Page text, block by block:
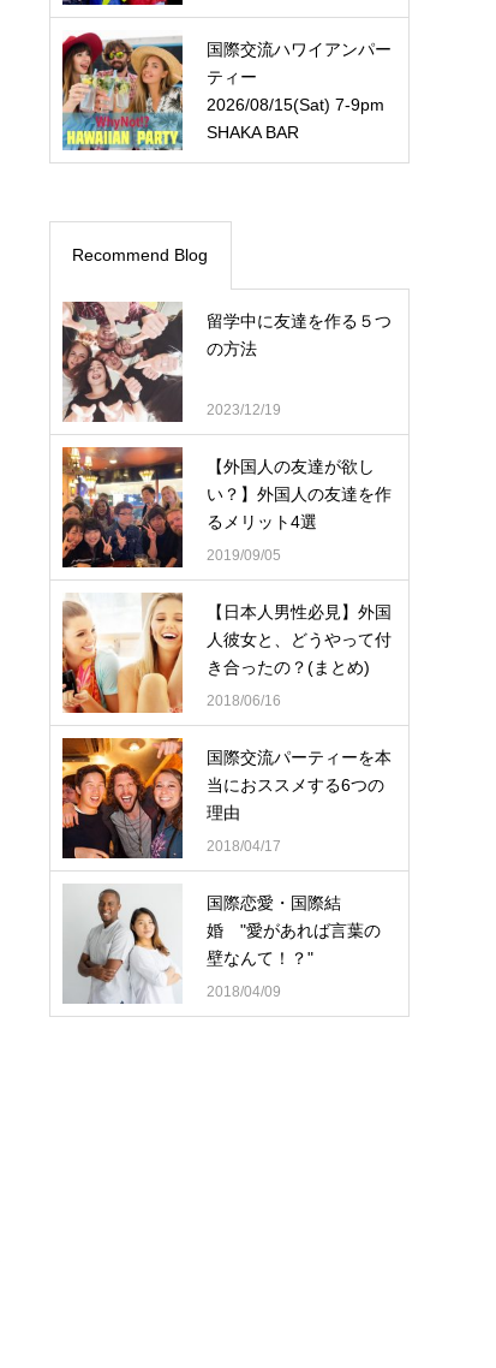
国際交流ハワイアンパー
ティー
2026/08/15(Sat) 7-9pm
SHAKA BAR
Recommend Blog
留学中に友達を作る５つ
の方法
2023/12/19
【外国人の友達が欲し
い？】外国人の友達を作
るメリット4選
2019/09/05
【日本人男性必見】外国
人彼女と、どうやって付
き合ったの？(まとめ)
2018/06/16
国際交流パーティーを本
当におススメする6つの
理由
2018/04/17
国際恋愛・国際結
婚 "愛があれば言葉の
壁なんて！？"
2018/04/09